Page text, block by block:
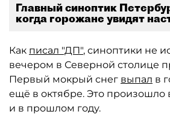
Главный синоптик
когда горожане увидят
Как писал "ДП", синоптики не
вечером в Северной столице
Первый мокрый снег выпал в
ещё в октябре. Это произошло
и в прошлом году.